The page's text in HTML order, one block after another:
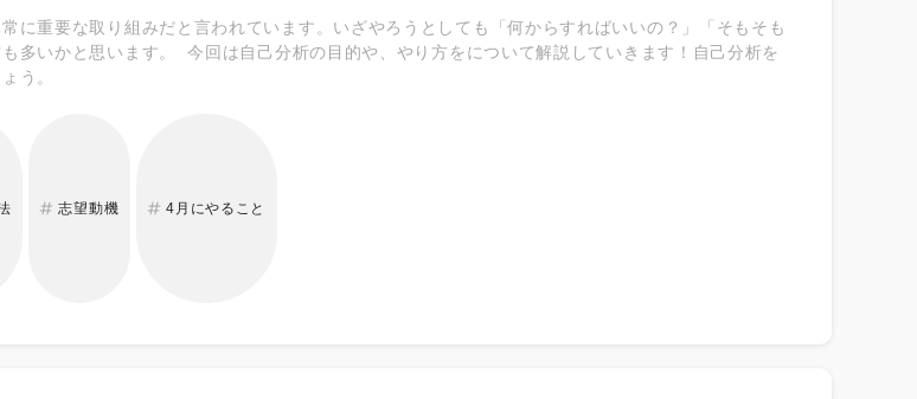
に重要な取り組みだと言われています。いざやろうとしても「何からすればいいの？」「そもそも
多いかと思います。 今回は自己分析の目的や、やり方をについて解説していきます！自己分析を
う。
志望動機 4月にやること